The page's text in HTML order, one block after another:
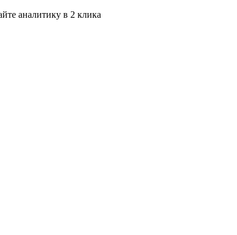
аналитику в 2 клика